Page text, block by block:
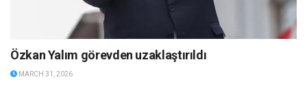
Özkan Yalım görevden uzaklaştırıldı
MARCH 31, 2026